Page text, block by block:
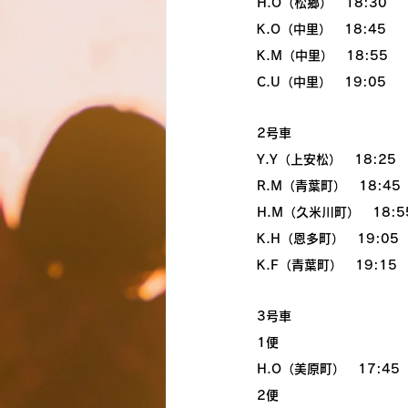
H.O（松郷）　18:30
K.O（中里）　18:45
K.M（中里）　18:55
C.U（中里）　19:05
2号車
Y.Y（上安松）　18:25
R.M（青葉町）　18:45
H.M（久米川町）　
K.H（恩多町）　19:05
K.F（青葉町）　19:15
3号車
1便
H.O（美原町）　17:45
2便